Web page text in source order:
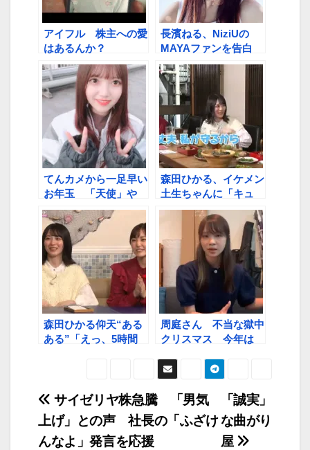
アイフル 株主への愛
はあるんか？
長濱ねる、NiziUの
MAYAファンを告白
「顔も声もダンスも好
き」
てんカメから一足早い
お年玉 「天使」や
「女神」や「おめめき
ゅるんきゅるん」ショ
ット大放出
森田ひかる、イケメン
土生ちゃんに「キュ
ン！」
森田ひかる仰天“ある
ある”「えっ、5時間
周庭さん 不当な獄中
クリスマス 今年は
「残念」とも
投
稿
「誠実」
な曲がり
屋
サイゼリヤ株急騰 「男気
上げ」との声 社長の「ふざけ
んなよ」発言を応援